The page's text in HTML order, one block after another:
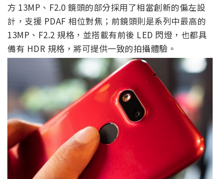
方 13MP、F2.0 鏡頭的部分採用了相當創新的偏左設
計，支援 PDAF 相位對焦；前鏡頭則是系列中最高的
13MP、F2.2 規格，並搭載有前後 LED 閃燈，也都具
備有 HDR 規格，將可提供一致的拍攝體驗。